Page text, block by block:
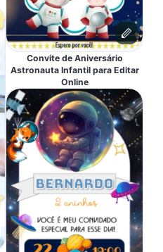
Convite de Aniversário
Astronauta Infantil para Editar
Online